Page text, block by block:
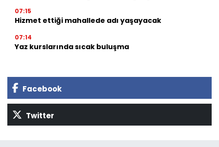
07:15
Hizmet ettiği mahallede adı yaşayacak
07:14
Yaz kurslarında sıcak buluşma
Facebook
Twitter